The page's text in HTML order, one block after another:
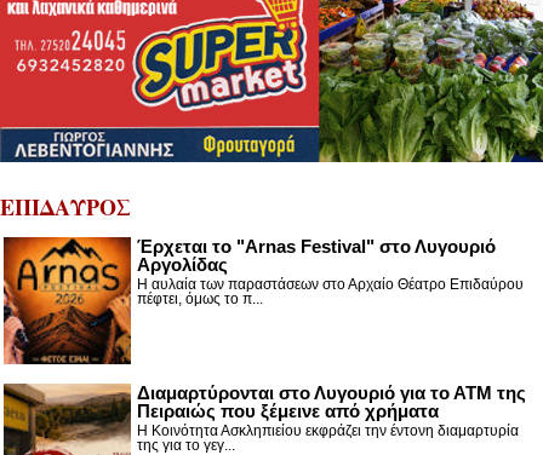
ΕΠΙΔΑΥΡΟΣ
Έρχεται το "Arnas Festival" στο Λυγουριό
Αργολίδας
Η αυλαία των παραστάσεων στο Αρχαίο Θέατρο Επιδαύρου
πέφτει, όμως το π...
Διαμαρτύρονται στο Λυγουριό για το ΑΤΜ της
Πειραιώς που ξέμεινε από χρήματα
Η Κοινότητα Ασκληπιείου εκφράζει την έντονη διαμαρτυρία
της για το γεγ...